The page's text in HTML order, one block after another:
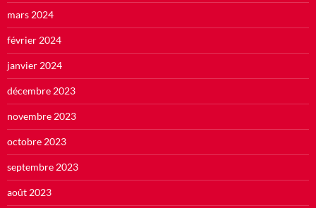
mars 2024
février 2024
janvier 2024
décembre 2023
novembre 2023
octobre 2023
septembre 2023
août 2023